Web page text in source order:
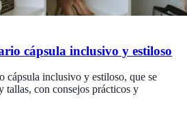
cápsula inclusivo y estiloso
cápsula inclusivo y estiloso, que se
tallas, con consejos prácticos y